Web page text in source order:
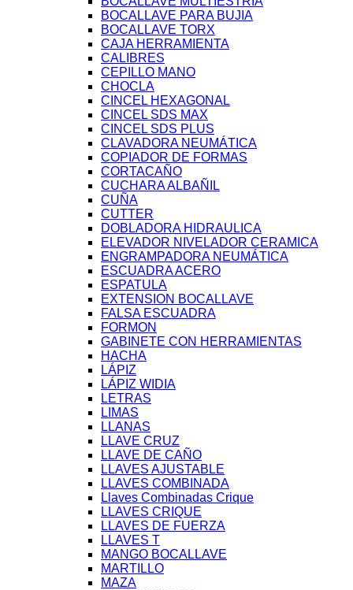
BOCALLAVE PARA BUJIA
BOCALLAVE TORX
CAJA HERRAMIENTA
CALIBRES
CEPILLO MANO
CHOCLA
CINCEL HEXAGONAL
CINCEL SDS MAX
CINCEL SDS PLUS
CLAVADORA NEUMÁTICA
COPIADOR DE FORMAS
CORTACAÑO
CUCHARA ALBAÑIL
CUÑA
CUTTER
DOBLADORA HIDRAULICA
ELEVADOR NIVELADOR CERAMICA
ENGRAMPADORA NEUMÁTICA
ESCUADRA ACERO
ESPATULA
EXTENSION BOCALLAVE
FALSA ESCUADRA
FORMON
GABINETE CON HERRAMIENTAS
HACHA
LÁPIZ
LÁPIZ WIDIA
LETRAS
LIMAS
LLANAS
LLAVE CRUZ
LLAVE DE CAÑO
LLAVES AJUSTABLE
LLAVES COMBINADA
Llaves Combinadas Crique
LLAVES CRIQUE
LLAVES DE FUERZA
LLAVES T
MANGO BOCALLAVE
MARTILLO
MAZA